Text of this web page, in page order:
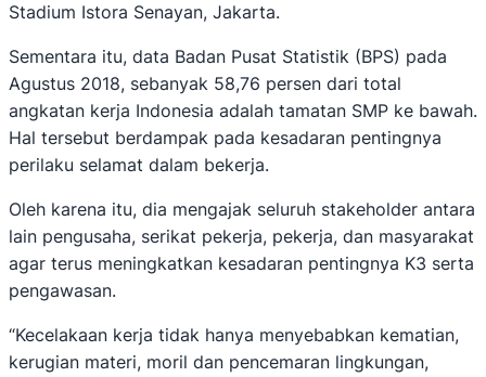
Stadium Istora Senayan, Jakarta.
Sementara itu, data Badan Pusat Statistik (BPS) pada
Agustus 2018, sebanyak 58,76 persen dari total
angkatan kerja Indonesia adalah tamatan SMP ke bawah.
Hal tersebut berdampak pada kesadaran pentingnya
perilaku selamat dalam bekerja.
Oleh karena itu, dia mengajak seluruh stakeholder antara
lain pengusaha, serikat pekerja, pekerja, dan masyarakat
agar terus meningkatkan kesadaran pentingnya K3 serta
pengawasan.
“Kecelakaan kerja tidak hanya menyebabkan kematian,
kerugian materi, moril dan pencemaran lingkungan,